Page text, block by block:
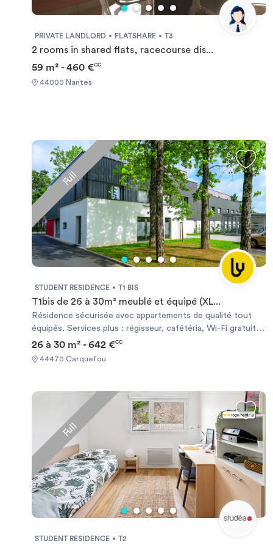
PRIVATE LANDLORD FLATSHARE T3
2 rooms in shared flats, racecourse dis...
59 m² - 460 €CC
44000 Nantes
Full
STUDENT RESIDENCE T1 BIS
T1bis de 26 à 30m² meublé et équipé (XL...
Résidence sécurisée avec appartements de qualité tout
équipés. Services plus : régisseur, cafétéria, Wi-Fi gratuit,
salle de fitness, laverie, parking, baby-foot et salle TV.
Commodités du quartier : A 700 m des écoles d’ingénieurs,
du bois, design et polytechnique, ainsi que du campus
communs.
26 à 30 m² - 642 €CC
44470 Carquefou
Full
STUDENT RESIDENCE T2